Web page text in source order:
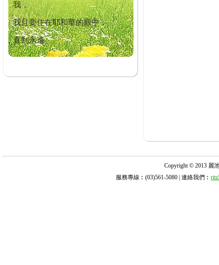
我，
我且要住在耶和華的殿中，
直到永遠。
Copyright © 2013 麗
服務專線︰(03)561-5080 | 連絡我們︰